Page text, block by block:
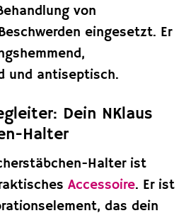
von
eingesetzt. Er
und antiseptisch.
Dein NKlaus
Halter
Halter ist
Accessoire. Er ist
das dein